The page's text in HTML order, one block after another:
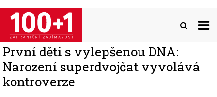
Přejít
hlavnímu
obsahu
První děti s vylepšenou DNA:
Narození superdvojčat vyvolává
kontroverze